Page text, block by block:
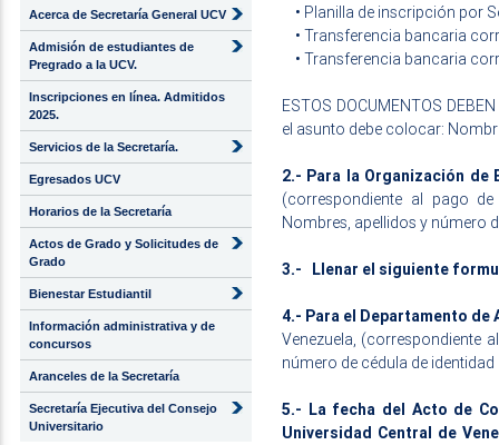
Acerca de Secretaría General UCV
Admisión de estudiantes de
Pregrado a la UCV.
Inscripciones en línea. Admitidos
2025.
Servicios de la Secretaría.
Egresados UCV
Horarios de la Secretaría
Actos de Grado y Solicitudes de
Grado
Bienestar Estudiantil
Información administrativa y de
concursos
Aranceles de la Secretaría
Secretaría Ejecutiva del Consejo
Universitario
• Planilla de inscripción por
• Transferencia bancaria
• Transferencia bancaria
ESTOS DOCUMENTOS
el asunto debe colocar:
2.- Para la Organización de
(correspondiente al pago
Nombres, apellidos y número
3.- Llenar el siguiente
4.- Para el Departamento
Venezuela, (correspondiente
número de cédula de
5.- La fecha del Acto de
Universidad Central de